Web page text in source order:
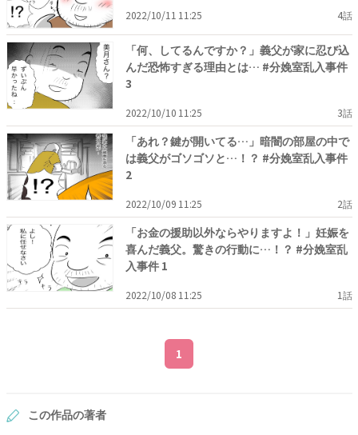
2022/10/11 11:25 4話
「何、してるんですか？」義父が家に忍び込
んだ恐怖すぎる理由とは… #分娩室乱入事件
3
2022/10/10 11:25 3話
「あれ？鍵が開いてる…」暗闇の部屋の中で
は義父がゴソゴソと…！？ #分娩室乱入事件
2
2022/10/09 11:25 2話
「お金の援助以外ならやりますよ！」妊娠を
喜んだ義父。驚きの行動に…！？ #分娩室乱
入事件 1
2022/10/08 11:25 1話
1
この作品の著者